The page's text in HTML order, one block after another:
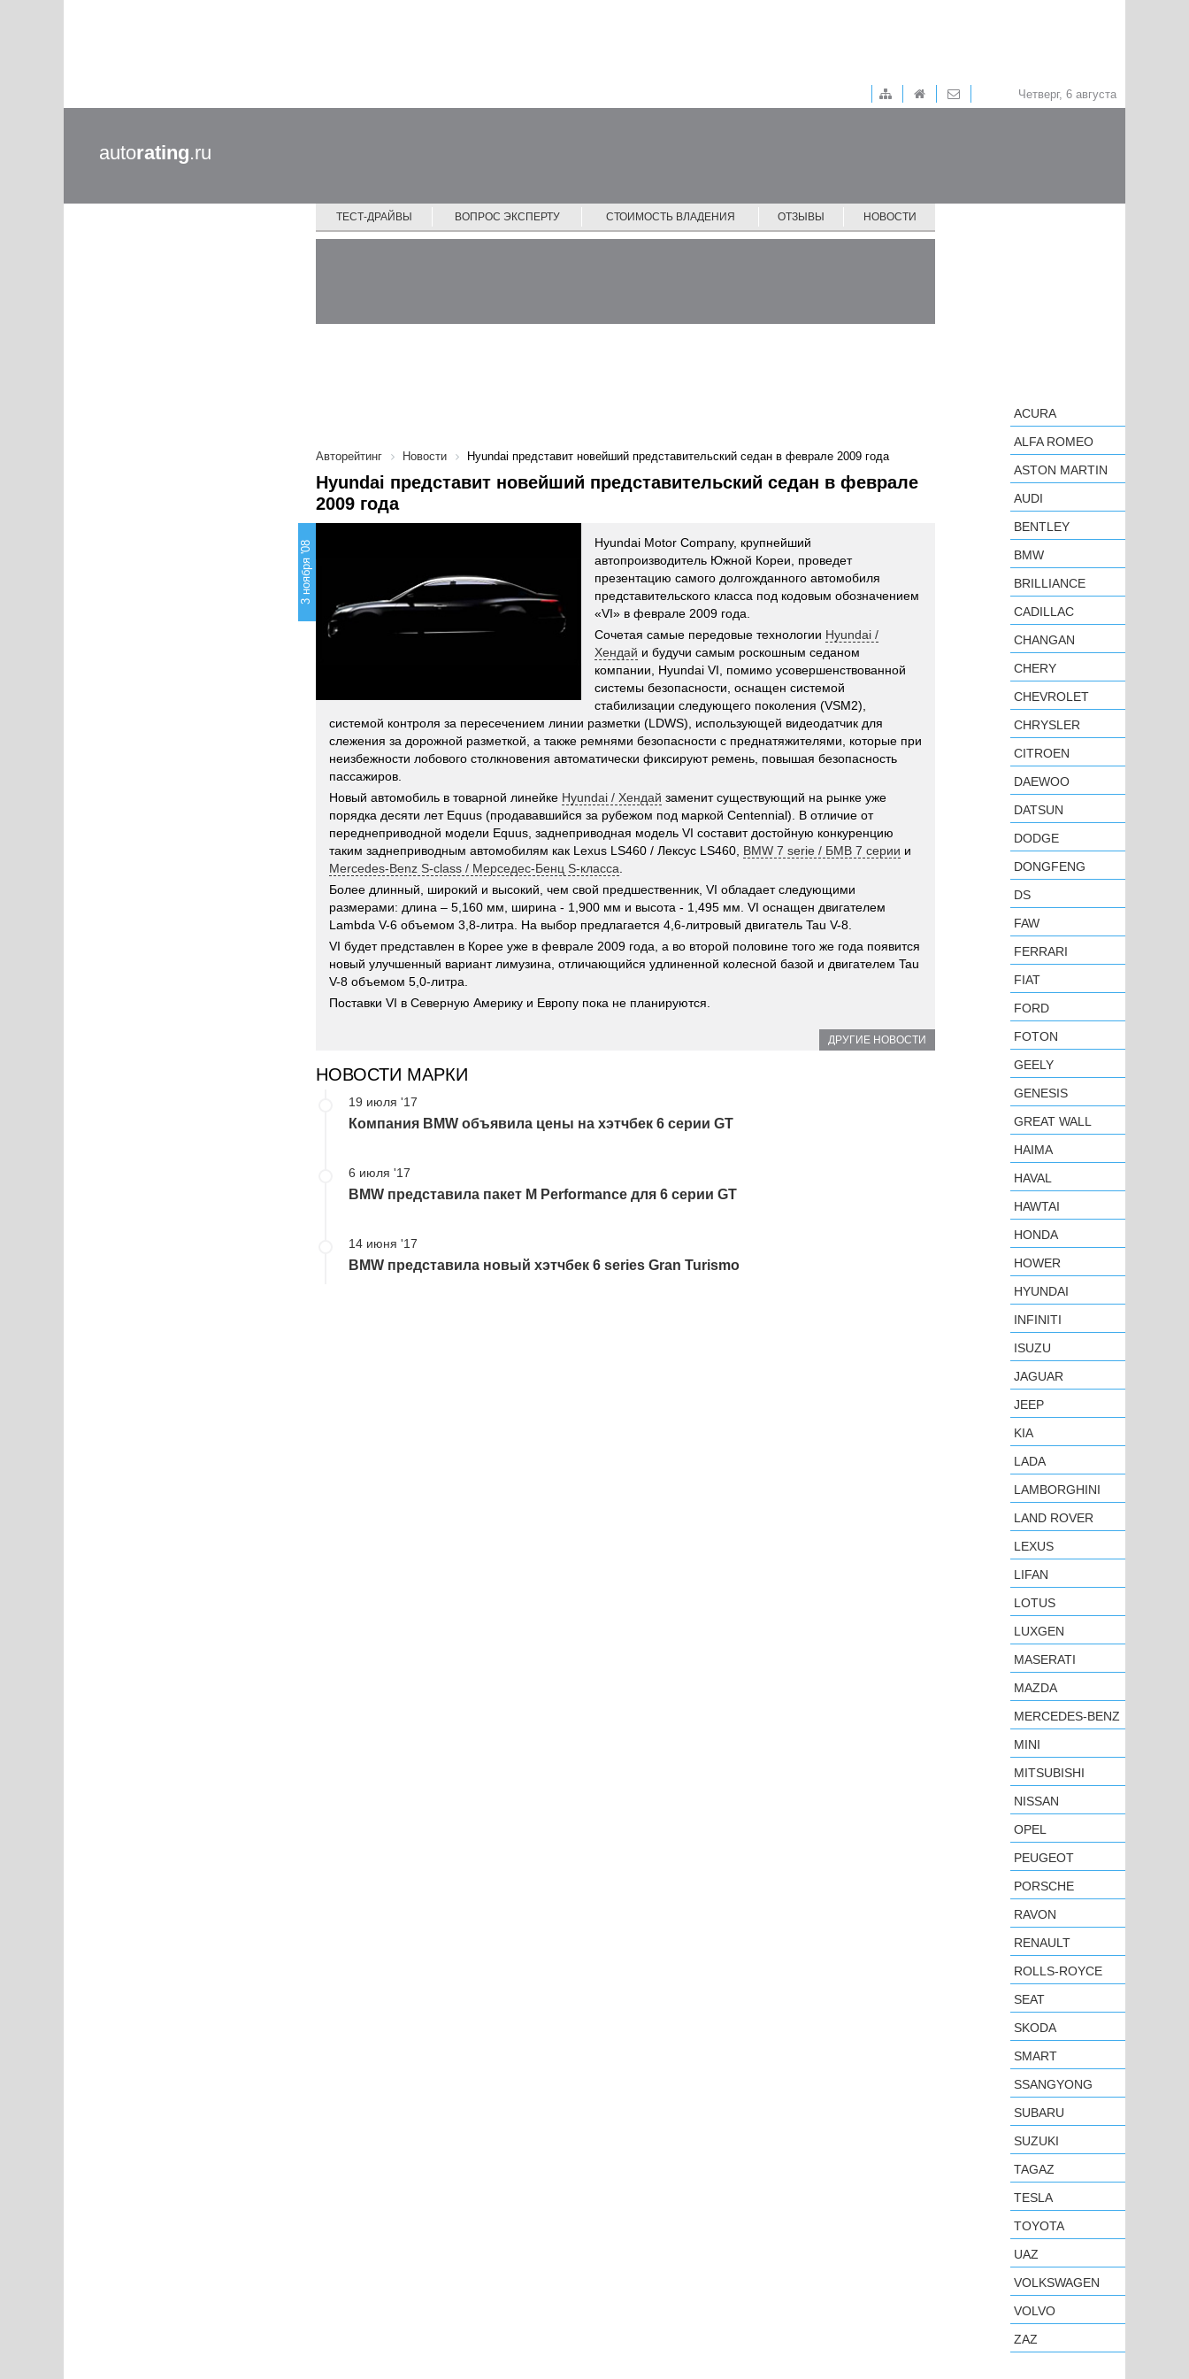
Четверг, 6 августа
autorating.ru
ТЕСТ-ДРАЙВЫ ВОПРОС ЭКСПЕРТУ СТОИМОСТЬ ВЛАДЕНИЯ ОТЗЫВЫ НОВОСТИ
Авторейтинг Новости Hyundai представит новейший представительский седан в феврале 2009 года
Hyundai представит новейший представительский седан в феврале
2009 года
3 ноября '08
Hyundai Motor Company, крупнейший
автопроизводитель Южной Кореи, проведет
презентацию самого долгожданного автомобиля
представительского класса под кодовым обозначением
«VI» в феврале 2009 года.
Сочетая самые передовые технологии Hyundai /
Хендай и будучи самым роскошным седаном
компании, Hyundai VI, помимо усовершенствованной
системы безопасности, оснащен системой
стабилизации следующего поколения (VSM2),
системой контроля за пересечением линии разметки (LDWS), использующей видеодатчик для
слежения за дорожной разметкой, а также ремнями безопасности с преднатяжителями, которые при
неизбежности лобового столкновения автоматически фиксируют ремень, повышая безопасность
пассажиров.
Новый автомобиль в товарной линейке Hyundai / Хендай заменит существующий на рынке уже
порядка десяти лет Equus (продававшийся за рубежом под маркой Centennial). В отличие от
переднеприводной модели Equus, заднеприводная модель VI составит достойную конкуренцию
таким заднеприводным автомобилям как Lexus LS460 / Лексус LS460, BMW 7 serie / БМВ 7 серии и
Mercedes-Benz S-class / Мерседес-Бенц S-класса
Более длинный, широкий и высокий, чем свой предшественник, VI обладает следующими
размерами: длина – 5,160 мм, ширина - 1,900 мм и высота - 1,495 мм. VI оснащен двигателем
Lambda V-6 объемом 3,8-литра. На выбор предлагается 4,6-литровый двигатель Tau V-8.
VI будет представлен в Корее уже в феврале 2009 года, а во второй половине того же года появится
новый улучшенный вариант лимузина, отличающийся удлиненной колесной базой и двигателем Tau
V-8 объемом 5,0-литра.
Поставки VI в Северную Америку и Европу пока не планируются.
ДРУГИЕ НОВОСТИ
НОВОСТИ МАРКИ
19 июля '17
Компания BMW объявила цены на хэтчбек 6 серии GT
6 июля '17
BMW представила пакет M Performance для 6 серии GT
14 июня '17
BMW представила новый хэтчбек 6 series Gran Turismo
ACURA
ALFA ROMEO
ASTON MARTIN
AUDI
BENTLEY
BMW
BRILLIANCE
CADILLAC
CHANGAN
CHERY
CHEVROLET
CHRYSLER
CITROEN
DAEWOO
DATSUN
DODGE
DONGFENG
DS
FAW
FERRARI
FIAT
FORD
FOTON
GEELY
GENESIS
GREAT WALL
HAIMA
HAVAL
HAWTAI
HONDA
HOWER
HYUNDAI
INFINITI
ISUZU
JAGUAR
JEEP
KIA
LADA
LAMBORGHINI
LAND ROVER
LEXUS
LIFAN
LOTUS
LUXGEN
MASERATI
MAZDA
MERCEDES-BENZ
MINI
MITSUBISHI
NISSAN
OPEL
PEUGEOT
PORSCHE
RAVON
RENAULT
ROLLS-ROYCE
SEAT
SKODA
SMART
SSANGYONG
SUBARU
SUZUKI
TAGAZ
TESLA
TOYOTA
UAZ
VOLKSWAGEN
VOLVO
ZAZ